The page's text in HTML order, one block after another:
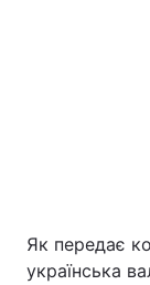
Як передає
українська